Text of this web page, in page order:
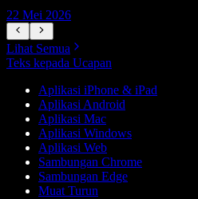
22 Mei 2026
Lihat Semua
Teks kepada Ucapan
Aplikasi iPhone & iPad
Aplikasi Android
Aplikasi Mac
Aplikasi Windows
Aplikasi Web
Sambungan Chrome
Sambungan Edge
Muat Turun